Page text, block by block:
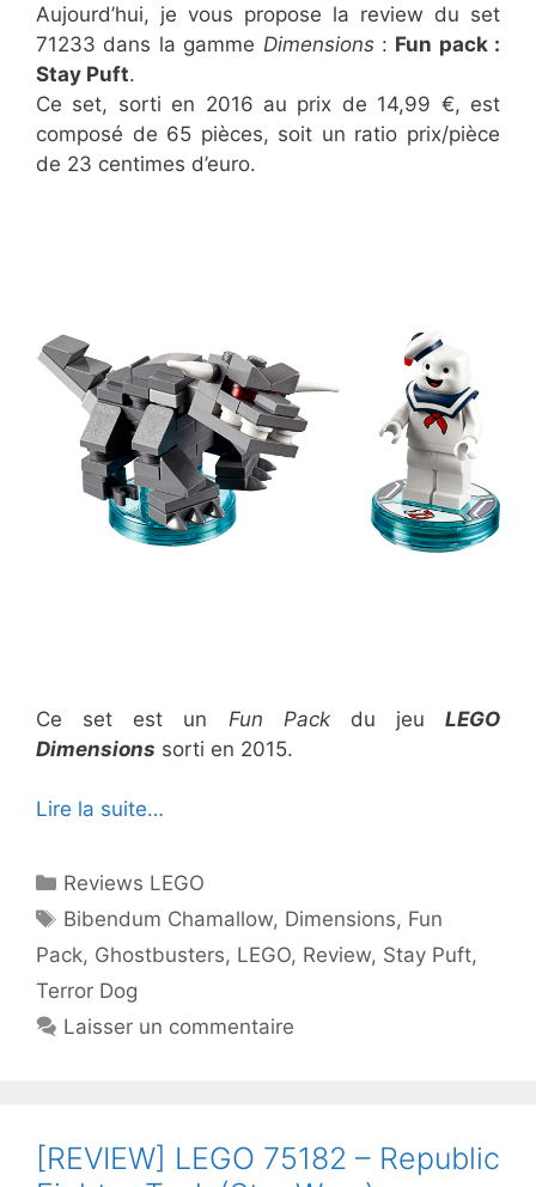
Aujourd’hui, je vous propose la review du set
71233 dans la gamme Dimensions: Fun pack :
Stay Puft.
Ce set, sorti en 2016 au prix de 14,99 €, est
composé de 65 pièces, soit un ratio prix/pièce
de 23 centimes d’euro.
Ce set est un Fun Packdu jeu LEGO
Dimensions sorti en 2015.
Lire la suite…
Catégories
Reviews LEGO
Étiquettes
Bibendum Chamallow, Dimensions, Fun
Pack, Ghostbusters, LEGO, Review, Stay Puft,
Terror Dog
Laisser un commentaire
[REVIEW] LEGO 75182 – Republic